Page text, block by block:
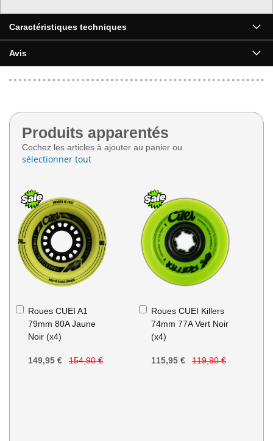
Caractéristiques techniques
Avis
Produits apparentés
Cochez les articles à ajouter au panier ou
sélectionner tout
Roues CUEI A1
79mm 80A Jaune
Noir (x4)
149,95 € 154,90 €
Ajouter
au
panier
Roues CUEI Killers
74mm 77A Vert Noir
(x4)
115,95 € 119,90 €
Ajouter
au
panier